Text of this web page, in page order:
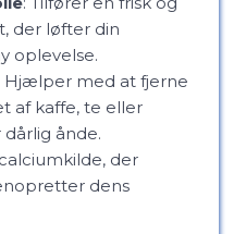
der løfter din
oplevelse.
Hjælper med at fjerne
af kaffe, te eller
ånde.
der
dens